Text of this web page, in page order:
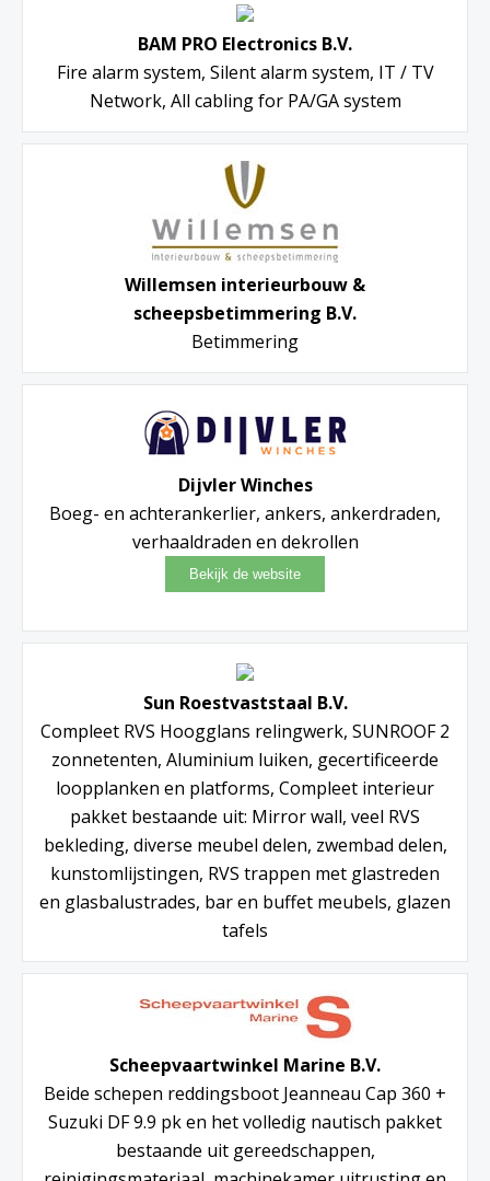
BAM PRO Electronics B.V.
Fire alarm system, Silent alarm system, IT / TV
Network, All cabling for PA/GA system
Willemsen interieurbouw &
scheepsbetimmering B.V.
Betimmering
Dijvler Winches
Boeg- en achterankerlier, ankers, ankerdraden,
verhaaldraden en dekrollen
Sun Roestvaststaal B.V.
Compleet RVS Hoogglans relingwerk, SUNROOF 2
zonnetenten, Aluminium luiken, gecertificeerde
loopplanken en platforms, Compleet interieur
pakket bestaande uit: Mirror wall, veel RVS
bekleding, diverse meubel delen, zwembad delen,
kunstomlijstingen, RVS trappen met glastreden
en glasbalustrades, bar en buffet meubels, glazen
tafels
Scheepvaartwinkel Marine B.V.
Beide schepen reddingsboot Jeanneau Cap 360 +
Suzuki DF 9.9 pk en het volledig nautisch pakket
bestaande uit gereedschappen,